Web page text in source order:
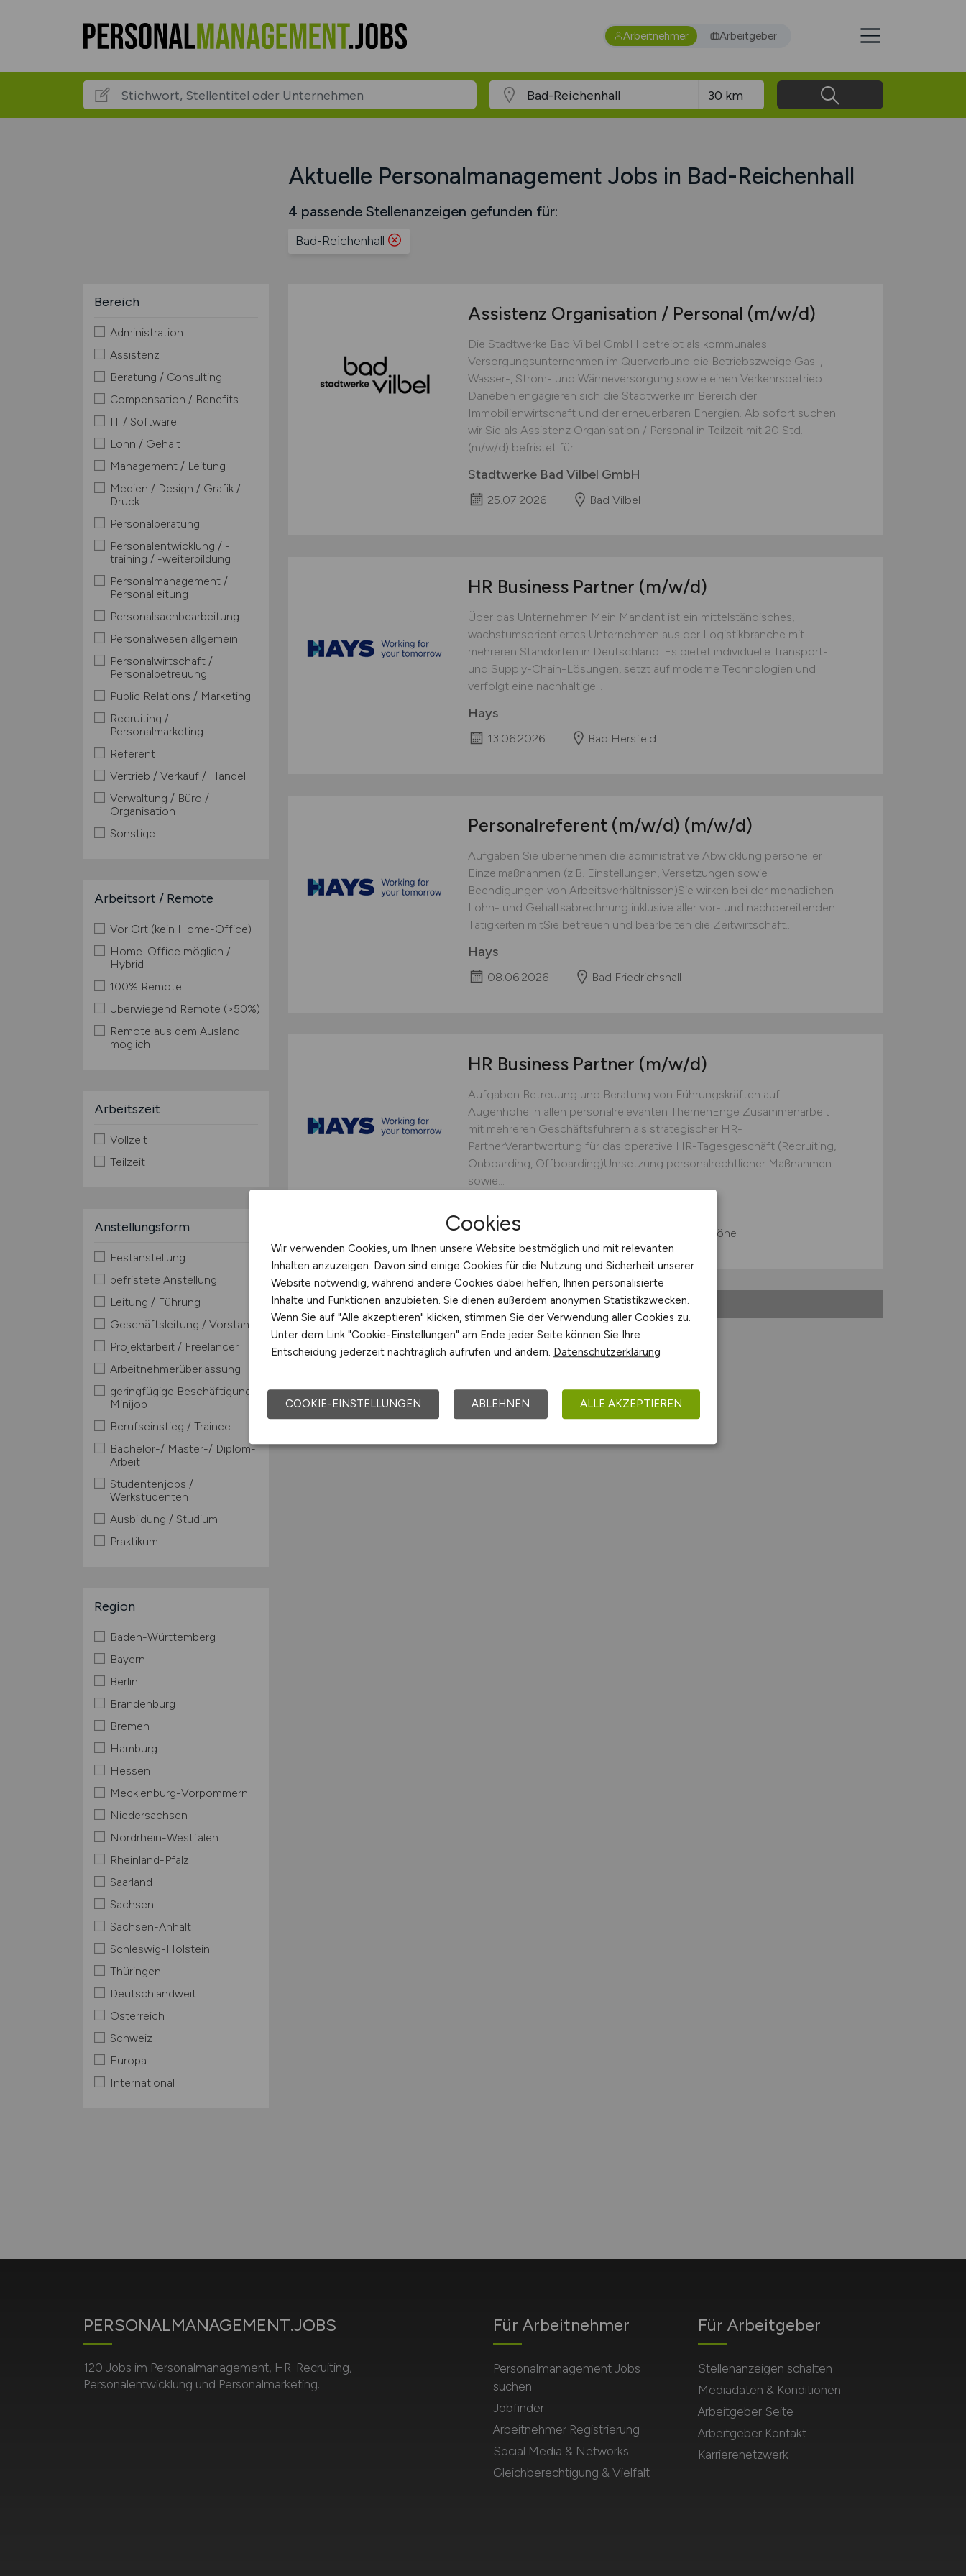
Arbeitnehmer Arbeitgeber
Aktuelle Personalmanagement Jobs in Bad-Reichenhall
4 passende Stellenanzeigen gefunden für:
Bad-Reichenhall
Bereich
Administration
Assistenz
Beratung / Consulting
Compensation / Benefits
IT / Software
Lohn / Gehalt
Management / Leitung
Medien / Design / Grafik /
Druck
Personalberatung
Personalentwicklung / -
training / -weiterbildung
Personalmanagement /
Personalleitung
Personalsachbearbeitung
Personalwesen allgemein
Personalwirtschaft /
Personalbetreuung
Public Relations / Marketing
Recruiting /
Personalmarketing
Referent
Vertrieb / Verkauf / Handel
Verwaltung / Büro /
Organisation
Sonstige
Arbeitsort / Remote
Vor Ort (kein Home-Office)
Home-Office möglich /
Hybrid
100% Remote
Überwiegend Remote (>50%)
Remote aus dem Ausland
möglich
Arbeitszeit
Vollzeit
Teilzeit
Anstellungsform
Festanstellung
befristete Anstellung
Leitung / Führung
Geschäftsleitung / Vorstand
Projektarbeit / Freelancer
Arbeitnehmerüberlassung
geringfügige Beschäftigung /
Minijob
Berufseinstieg / Trainee
Bachelor-/ Master-/ Diplom-
Arbeit
Studentenjobs /
Werkstudenten
Ausbildung / Studium
Praktikum
Region
Baden-Württemberg
Bayern
Berlin
Brandenburg
Bremen
Hamburg
Hessen
Mecklenburg-Vorpommern
Niedersachsen
Nordrhein-Westfalen
Rheinland-Pfalz
Saarland
Sachsen
Sachsen-Anhalt
Schleswig-Holstein
Thüringen
Deutschlandweit
Österreich
Schweiz
Europa
International
Assistenz Organisation / Personal (m/w/d)
Die Stadtwerke Bad Vilbel GmbH betreibt als kommunales
Versorgungsunternehmen im Querverbund die Betriebszweige Gas-,
Wasser-, Strom- und Wärmeversorgung sowie einen Verkehrsbetrieb.
Daneben engagieren sich die Stadtwerke im Bereich der
Immobilienwirtschaft und der erneuerbaren Energien. Ab sofort suchen
wir Sie als Assistenz Organisation / Personal in Teilzeit mit 20 Std.
(m/w/d) befristet für...
Stadtwerke Bad Vilbel GmbH
25.07.2026 Bad Vilbel
HR Business Partner (m/w/d)
Über das Unternehmen Mein Mandant ist ein mittelständisches,
wachstumsorientiertes Unternehmen aus der Logistikbranche mit
mehreren Standorten in Deutschland. Es bietet individuelle Transport-
und Supply-Chain-Lösungen, setzt auf moderne Technologien und
verfolgt eine nachhaltige...
Hays
13.06.2026 Bad Hersfeld
Personalreferent (m/w/d) (m/w/d)
Aufgaben Sie übernehmen die administrative Abwicklung personeller
Einzelmaßnahmen (z.B. Einstellungen, Versetzungen sowie
Beendigungen von Arbeitsverhältnissen)Sie wirken bei der monatlichen
Lohn- und Gehaltsabrechnung inklusive aller vor- und nachbereitenden
Tätigkeiten mitSie betreuen und bearbeiten die Zeitwirtschaft...
Hays
08.06.2026 Bad Friedrichshall
HR Business Partner (m/w/d)
Aufgaben Betreuung und Beratung von Führungskräften auf
Augenhöhe in allen personalrelevanten ThemenEnge Zusammenarbeit
mit mehreren Geschäftsführern als strategischer HR-
PartnerVerantwortung für das operative HR-Tagesgeschäft (Recruiting,
Onboarding, Offboarding)Umsetzung personalrechtlicher Maßnahmen
sowie...
08.06.2026 Bad Homburg vor der Höhe
1
PERSONALMANAGEMENT.JOBS
120 Jobs im Personalmanagement, HR-Recruiting,
Personalentwicklung und Personalmarketing.
Für Arbeitnehmer
Personalmanagement Jobs
suchen
Jobfinder
Arbeitnehmer Registrierung
Social Media & Networks
Gleichberechtigung & Vielfalt
Für Arbeitgeber
Stellenanzeigen schalten
Mediadaten & Konditionen
Arbeitgeber Seite
Arbeitgeber Kontakt
Karrierenetzwerk
Cookies
Wir verwenden Cookies, um Ihnen unsere Website bestmöglich und mit relevanten
Inhalten anzuzeigen. Davon sind einige Cookies für die Nutzung und Sicherheit unserer
Website notwendig, während andere Cookies dabei helfen, Ihnen personalisierte
Inhalte und Funktionen anzubieten. Sie dienen außerdem anonymen Statistikzwecken.
Wenn Sie auf "Alle akzeptieren" klicken, stimmen Sie der Verwendung aller Cookies zu.
Unter dem Link "Cookie-Einstellungen" am Ende jeder Seite können Sie Ihre
Entscheidung jederzeit nachträglich aufrufen und ändern. Datenschutzerklärung
COOKIE-EINSTELLUNGEN ABLEHNEN ALLE AKZEPTIEREN